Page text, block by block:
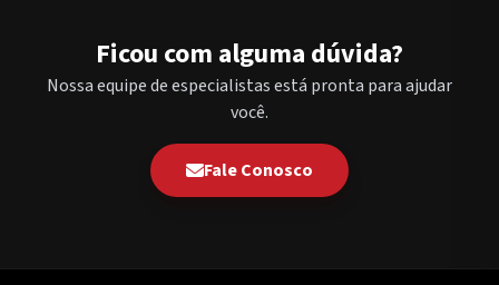
Ficou com alguma dúvida?
Nossa equipe de especialistas está pronta para ajudar
você.
Fale Conosco